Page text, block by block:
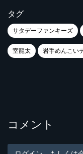
タグ
サタデーファンキーズ
室龍太 岩手めんこい
コメント